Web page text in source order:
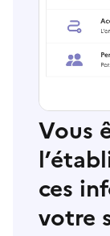
Vous
ces
votre